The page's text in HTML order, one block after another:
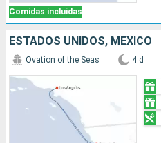
Comidas incluidas
ESTADOS UNIDOS, MÉXICO
Ovation of the Seas 4 d